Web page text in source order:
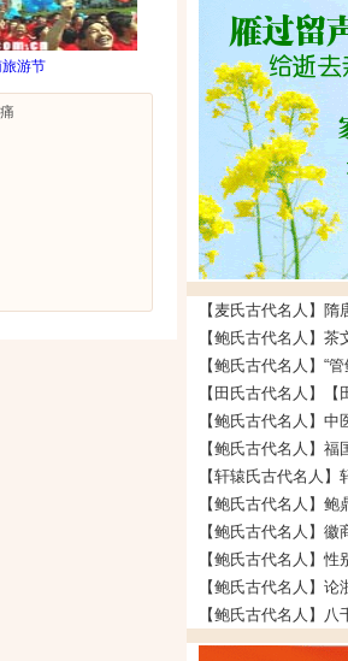
【轩辕氏古代名人
【鲍氏古代名人】
游节